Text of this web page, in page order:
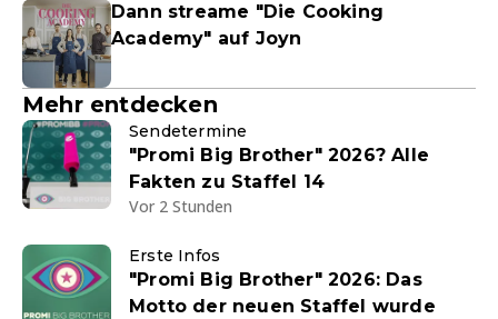
Dann streame "Die Cooking
Academy" auf Joyn
Mehr entdecken
Sendetermine
"Promi Big Brother" 2026? Alle
Fakten zu Staffel 14
Vor 2 Stunden
Erste Infos
"Promi Big Brother" 2026: Das
Motto der neuen Staffel wurde